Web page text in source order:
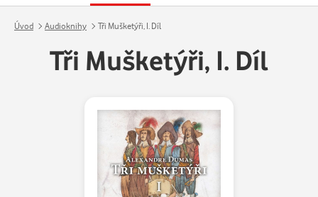
Úvod Audioknihy Tři Mušketýři, I. Díl
Tři Mušketýři, I. Díl